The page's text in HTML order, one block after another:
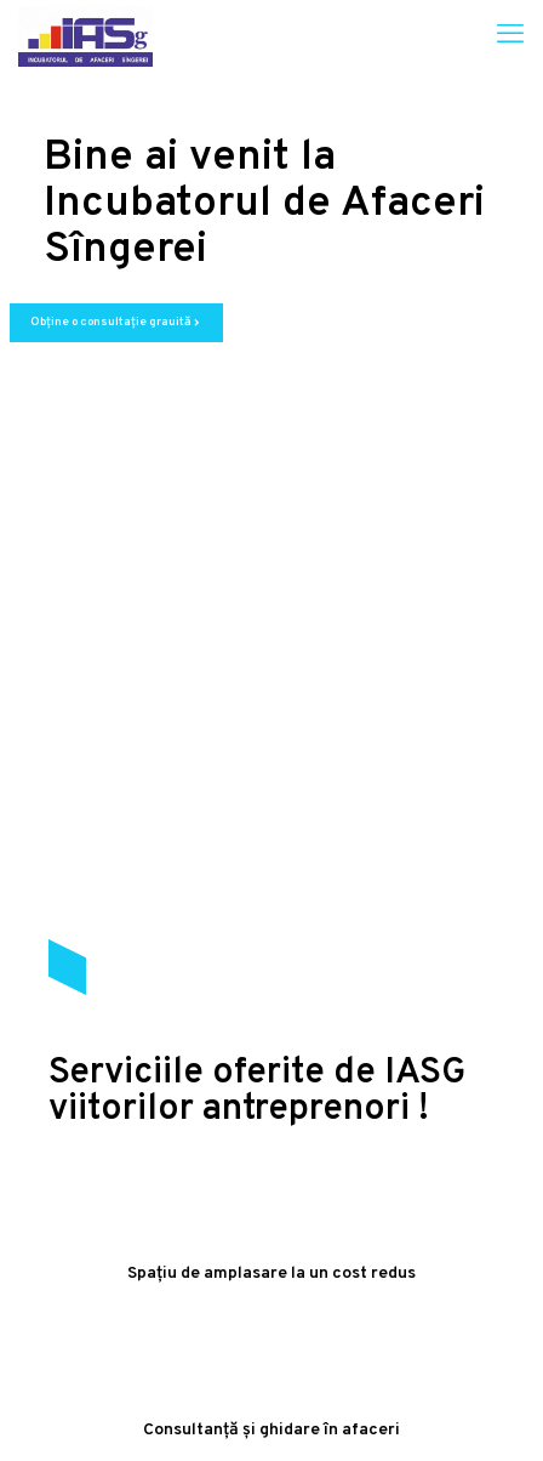
Bine ai venit la
Incubatorul de Afaceri
Sîngerei
Obține o consultație grauită chevron_right
Serviciile oferite de IASG
viitorilor antreprenori !
Spațiu de amplasare la un cost redus
Consultanță și ghidare în afaceri